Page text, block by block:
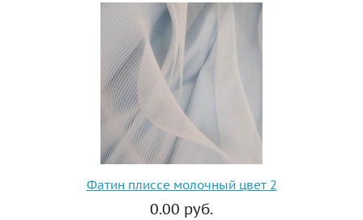
Фатин плиссе молочный цвет 2
0.00 руб.